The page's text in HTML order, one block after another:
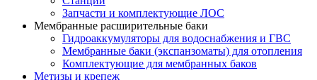
Запчасти и комплектующие ЛОС
Мембранные расширительные баки
Гидроаккумуляторы для водоснабжения и ГВС
Мембранные баки (экспанзоматы) для отопления
Комплектующие для мембранных баков
Метизы и крепеж